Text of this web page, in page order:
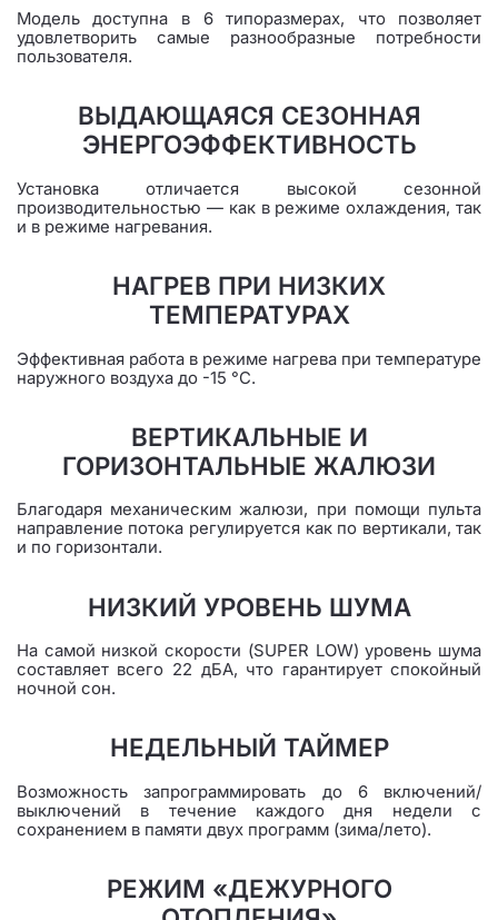
Модель доступна в 6 типоразмерах, что позволяет
удовлетворить самые разнообразные потребности
пользователя.
ВЫДАЮЩАЯСЯ СЕЗОННАЯ
ЭНЕРГОЭФФЕКТИВНОСТЬ
Установка отличается высокой сезонной
производительностью — как в режиме охлаждения, так
и в режиме нагревания.
НАГРЕВ ПРИ НИЗКИХ
ТЕМПЕРАТУРАХ
Эффективная работа в режиме нагрева при температуре
наружного воздуха до -15 °C.
ВЕРТИКАЛЬНЫЕ И
ГОРИЗОНТАЛЬНЫЕ ЖАЛЮЗИ
Благодаря механическим жалюзи, при помощи пульта
направление потока регулируется как по вертикали, так
и по горизонтали.
НИЗКИЙ УРОВЕНЬ ШУМА
На самой низкой скорости (SUPER LOW) уровень шума
составляет всего 22 дБА, что гарантирует спокойный
ночной сон.
НЕДЕЛЬНЫЙ ТАЙМЕР
Возможность запрограммировать до 6 включений/
выключений в течение каждого дня недели с
сохранением в памяти двух программ (зима/лето).
РЕЖИМ «ДЕЖУРНОГО